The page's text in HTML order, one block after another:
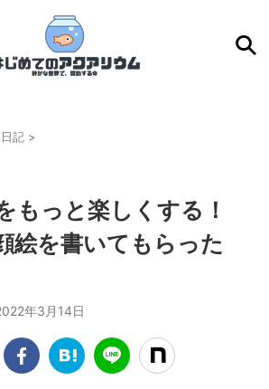
記 >
もっと楽しくする！
絵を書いてもらった
年3月14日